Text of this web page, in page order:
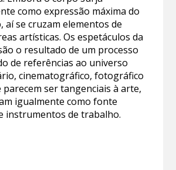
como expressão máxima do
aí se cruzam elementos de
artísticas. Os espetáculos da
o resultado de um processo
de referências ao universo
cinematográfico, fotográfico
ser tangenciais à arte,
igualmente como fonte
instrumentos de trabalho.